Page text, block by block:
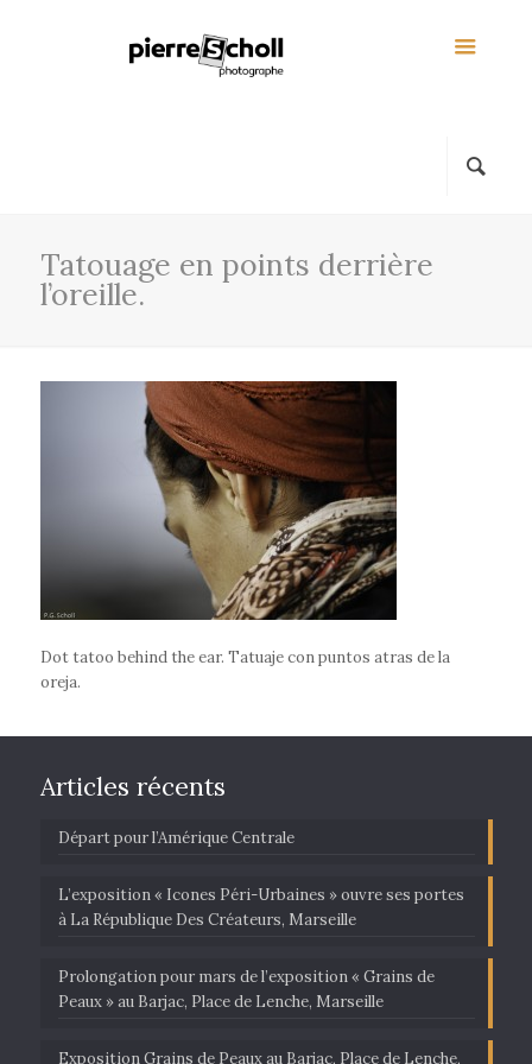
Tatouage en points derrière
l’oreille.
Dot tatoo behind the ear. Tatuaje con puntos atras de la
oreja.
Articles récents
Départ pour l’Amérique Centrale
L’exposition « Icones Péri-Urbaines » ouvre ses portes
à La République Des Créateurs, Marseille
Prolongation pour mars de l’exposition « Grains de
Peaux » au Barjac, Place de Lenche, Marseille
Exposition Grains de Peaux au Barjac, Place de Lenche,